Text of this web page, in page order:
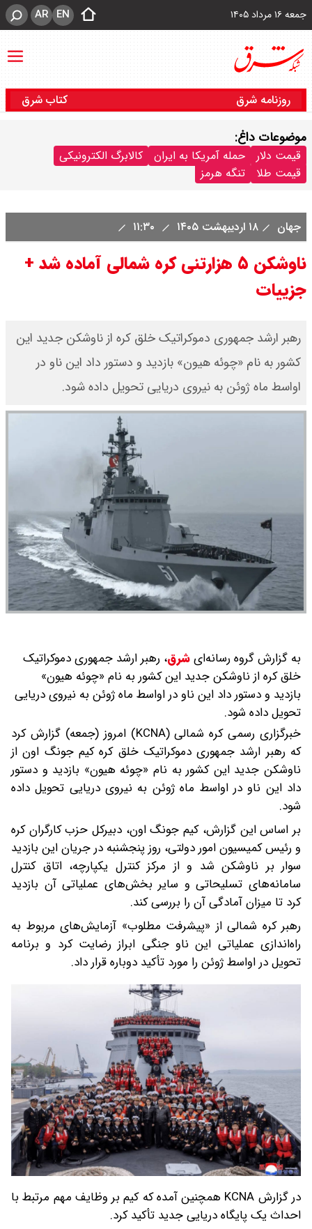
جمعه ۱۶ مرداد ۱۴۰۵ EN
AR
روزنامه شرق کتاب شرق
موضوعات داغ:
قیمت دلار حمله آمریکا به ایران
کالابرگ الکترونیکی
قیمت طلا
تنگه هرمز
جهان ۱۸ اردیبهشت ۱۴۰۵
ناوشکن ۵ هزارتنی کره شمالی آماده شد +
جزییات
رهبر ارشد جمهوری دموکراتیک خلق کره از ناوشکن جدید این
کشور به نام «چوئه هیون» بازدید و دستور داد این ناو در
اواسط ماه ژوئن به نیروی دریایی تحویل داده شود.
به گزارش گروه رسانه‌ایشرق، رهبر ارشد جمهوری دموکراتیک
خلق کره از ناوشکن جدید این کشور به نام «چوئه هیون»
بازدید و دستور داد این ناو در اواسط ماه ژوئن به نیروی دریایی
تحویل داده شود.
خبرگزاری رسمی کره شمالی (KCNA) امروز (جمعه) گزارش کرد
که رهبر ارشد جمهوری دموکراتیک خلق کره کیم جونگ اون از
ناوشکن جدید این کشور به نام «چوئه هیون» بازدید و دستور
داد این ناو در اواسط ماه ژوئن به نیروی دریایی تحویل داده
شود.
بر اساس این گزارش، کیم جونگ اون، دبیرکل حزب کارگران کره
و رئیس کمیسیون امور دولتی، روز پنجشنبه در جریان این بازدید
سوار بر ناوشکن شد و از مرکز کنترل یکپارچه، اتاق کنترل
سامانه‌های تسلیحاتی و سایر بخش‌های عملیاتی آن بازدید
کرد تا میزان آمادگی آن را بررسی کند.
رهبر کره شمالی از «پیشرفت مطلوب» آزمایش‌های مربوط به
راه‌اندازی عملیاتی این ناو جنگی ابراز رضایت کرد و برنامه
تحویل در اواسط ژوئن را مورد تأکید دوباره قرار داد.
در گزارش KCNA همچنین آمده که کیم بر وظایف مهم مرتبط با
احداث یک پایگاه دریایی جدید تأکید کرد.